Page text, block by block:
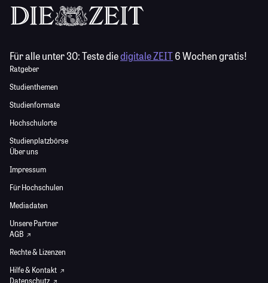
Für alle unter 30:Teste diedigitale ZEIT6 Wochen gratis!
Ratgeber
Studienthemen
Studienformate
Hochschulorte
Studienplatzbörse
Über uns
Impressum
Für Hochschulen
Mediadaten
Unsere Partner
AGB
Rechte & Lizenzen
Hilfe & Kontakt
Datenschutz